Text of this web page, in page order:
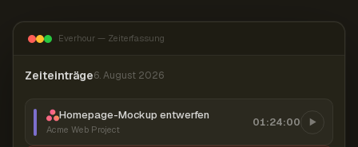
Everhour — Zeiterfassung
Zeiteinträge6. August 2026
Homepage-Mockup entwerfen
Acme Web Project
01:24:00